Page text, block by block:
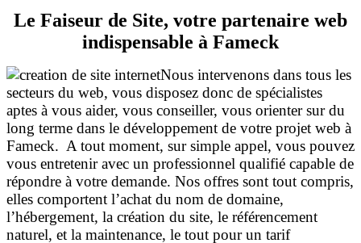
Le Faiseur de Site, votre partenaire web
indispensable à Fameck
Nous intervenons dans tous les
secteurs du web, vous disposez donc de spécialistes
aptes à vous aider, vous conseiller, vous orienter sur du
long terme dans le développement de votre projet web à
Fameck. A tout moment, sur simple appel, vous pouvez
vous entretenir avec un professionnel qualifié capable de
répondre à votre demande. Nos offres sont tout compris,
elles comportent l’achat du nom de domaine,
l’hébergement, la création du site, le référencement
naturel, et la maintenance, le tout pour un tarif